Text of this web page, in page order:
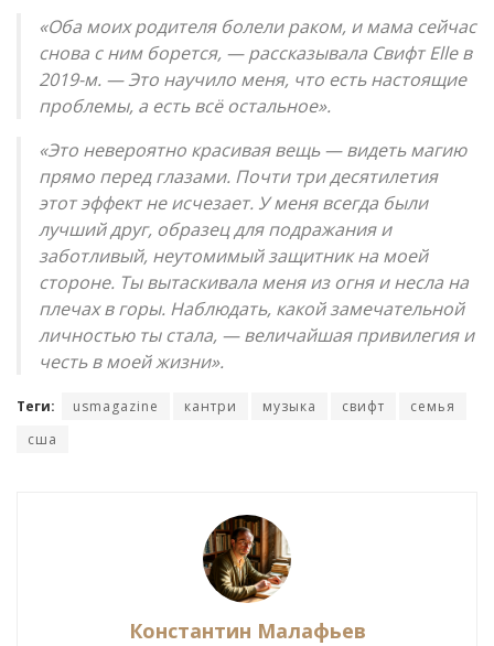
«Оба моих родителя болели раком, и мама сейчас
снова с ним борется, — рассказывала Свифт Elle в
2019-м. — Это научило меня, что есть настоящие
проблемы, а есть всё остальное».
«Это невероятно красивая вещь — видеть магию
прямо перед глазами. Почти три десятилетия
этот эффект не исчезает. У меня всегда были
лучший друг, образец для подражания и
заботливый, неутомимый защитник на моей
стороне. Ты вытаскивала меня из огня и несла на
плечах в горы. Наблюдать, какой замечательной
личностью ты стала, — величайшая привилегия и
честь в моей жизни».
Теги: usmagazine кантри музыка свифт
семья
сша
Константин Малафьев